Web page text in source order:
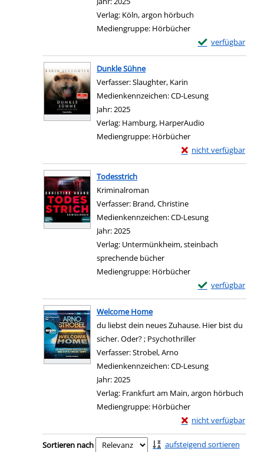
Verlag: Köln, argon hörbuch
Mediengruppe: Hörbücher
verfügbar
Exemplar-Details
Zum Download
Dunkle Sühne
Verfasser:Slaughter, Karin
Medienkennzeichen:CD-Lesung
Jahr:2025
Verlag: Hamburg, HarperAudio
Mediengruppe: Hörbücher
nicht verfügbar
Exemplar-Details von
Zum Download von
Todesstrich
Kriminalroman
Verfasser: Brand, Christine
Medienkennzeichen:CD-Lesung
Jahr:2025
Verlag: Untermünkheim, steinbach
sprechende bücher
Mediengruppe: Hörbücher
verfügbar
Exemplar-Details
Zum Download
Welcome Home
du liebst dein neues Zuhause. Hier bist du
sicher. Oder? ; Psychothriller
Verfasser:Strobel, Arno
Medienkennzeichen:CD-Lesung
Jahr:2025
Verlag: Frankfurt am Main, argon hörbuch
Mediengruppe: Hörbücher
nicht verfügbar
Exemplar-Details von
Zum Download von
Zu den Suchfiltern springen
Sortieren nach aufsteigend sortieren